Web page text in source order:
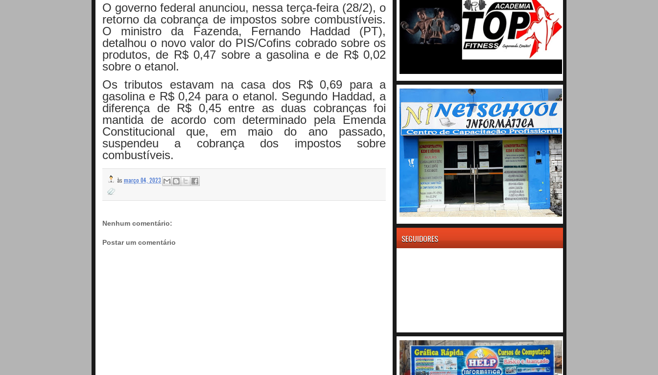
O governo federal anunciou, nessa terça-feira (28/2), o
retorno da cobrança de impostos sobre combustíveis.
O ministro da Fazenda, Fernando Haddad (PT),
detalhou o novo valor do PIS/Cofins cobrado sobre os
produtos, de R$ 0,47 sobre a gasolina e de R$ 0,02
sobre o etanol.
Os tributos estavam na casa dos R$ 0,69 para a
gasolina e R$ 0,24 para o etanol. Segundo Haddad, a
diferença de R$ 0,45 entre as duas cobranças foi
mantida de acordo com determinado pela Emenda
Constitucional que, em maio do ano passado,
suspendeu a cobrança dos impostos sobre
combustíveis.
às março 04, 2023
Nenhum comentário:
Postar um comentário SEGUIDORES